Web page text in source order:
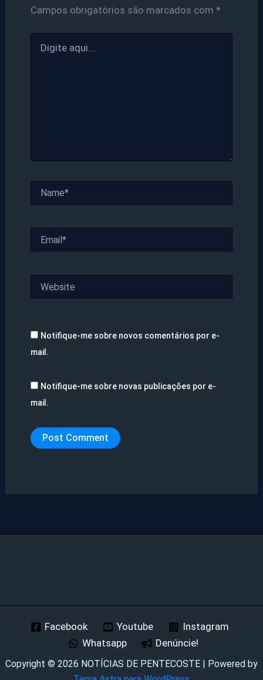
Campos obrigatórios são marcados com *
aqui...
Notifique-me sobre novos comentários por e-
mail.
Notifique-me sobre novas publicações por e-
mail.
Facebook Youtube
Instagram
Whatsapp
Denúncie!
Copyright © 2026 NOTÍCIAS DE PENTECOSTE | Powered by